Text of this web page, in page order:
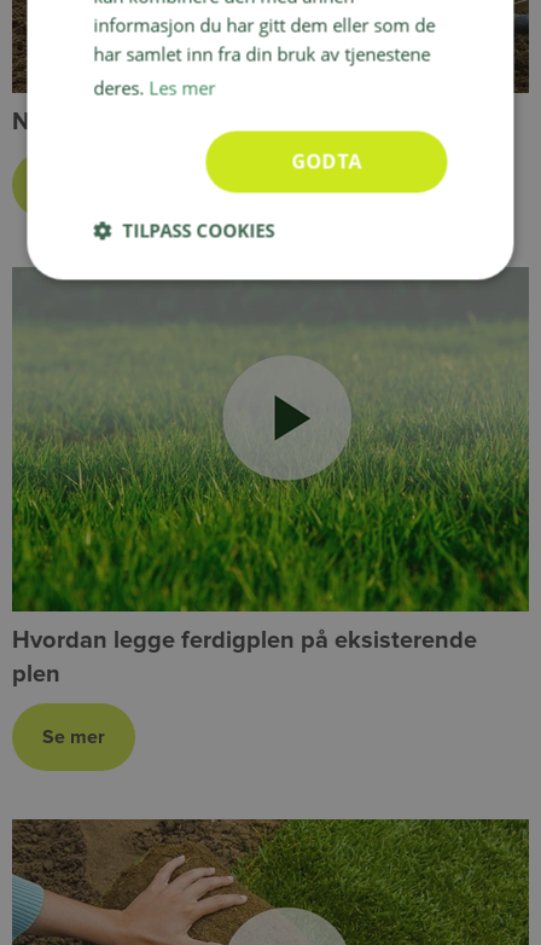
Når er det best å legge ferdigplen?
Hvordan legge ferdigplen på eksisterende
plen
informasjon du har gitt dem eller som de
har samlet inn fra din bruk av tjenestene
deres. Les mer
GODTA
TILPASS COOKIES